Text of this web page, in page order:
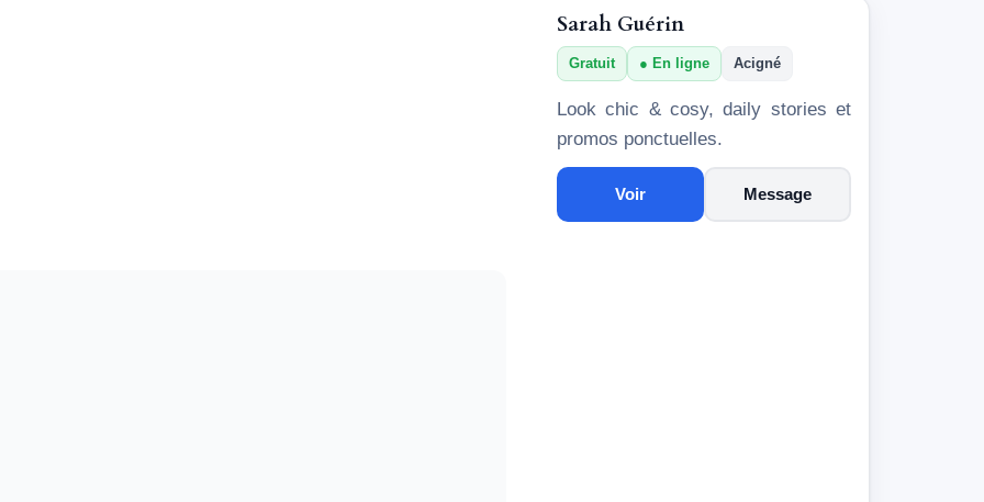
Sarah Guérin
Gratuit En ligne Acigné
Look chic & cosy, daily stories et
promos ponctuelles.
Voir Message